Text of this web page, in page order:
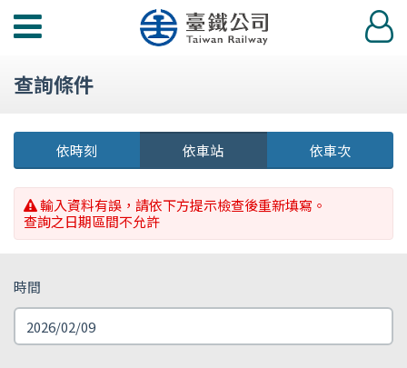
功
選
登
入
查詢條件
依時刻 依車站 依車次
輸入資料有誤，請依下方提示檢查後重新填寫。
查詢之日期區間不允許
時間